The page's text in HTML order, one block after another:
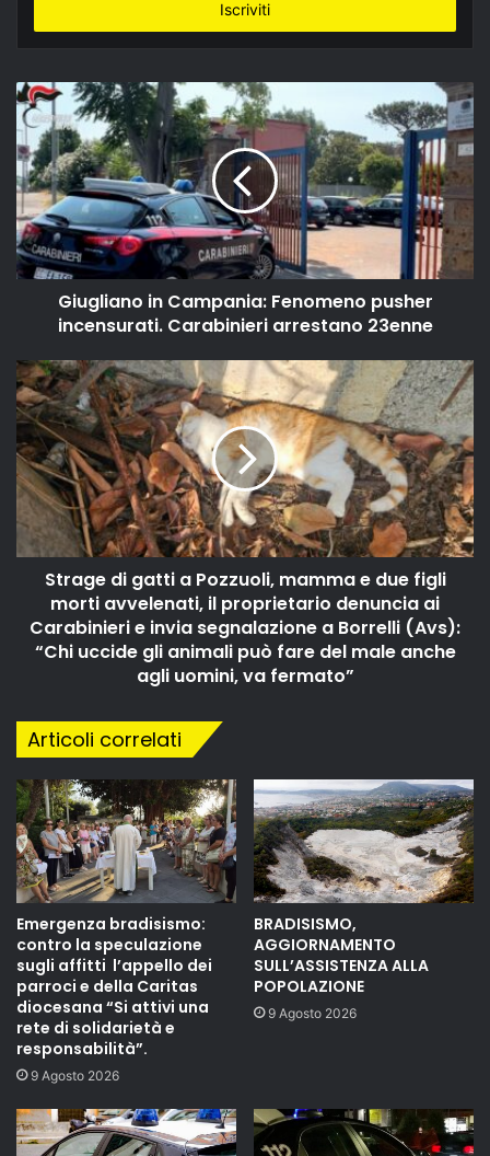
email
Giugliano in Campania: Fenomeno pusher
incensurati. Carabinieri arrestano 23enne
Strage di gatti a Pozzuoli, mamma e due figli
morti avvelenati, il proprietario denuncia ai
Carabinieri e invia segnalazione a Borrelli (Avs):
“Chi uccide gli animali può fare del male anche
agli uomini, va fermato”
Articoli correlati
Emergenza bradisismo:
contro la speculazione
sugli affitti l’appello dei
parroci e della Caritas
diocesana “Si attivi una
rete di solidarietà e
responsabilità”.
9 Agosto 2026
BRADISISMO,
AGGIORNAMENTO
SULL’ASSISTENZA ALLA
POPOLAZIONE
9 Agosto 2026